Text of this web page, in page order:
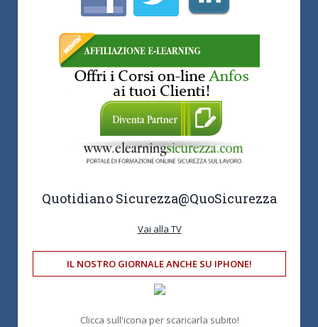
Quotidiano Sicurezza@QuoSicurezza
Vai alla TV
IL NOSTRO GIORNALE ANCHE SU IPHONE!
Clicca sull'icona per scaricarla subito!